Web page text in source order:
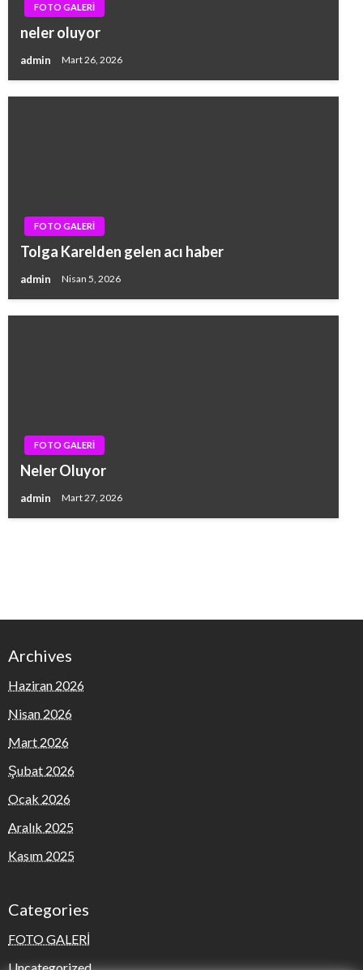
FOTO GALERİ
neler oluyor
admin Mart 26, 2026
FOTO GALERİ
Tolga Karelden gelen acı haber
admin Nisan 5, 2026
FOTO GALERİ
Neler Oluyor
admin Mart 27, 2026
Archives
Haziran 2026
Nisan 2026
Mart 2026
Şubat 2026
Ocak 2026
Aralık 2025
Kasım 2025
Categories
FOTO GALERİ